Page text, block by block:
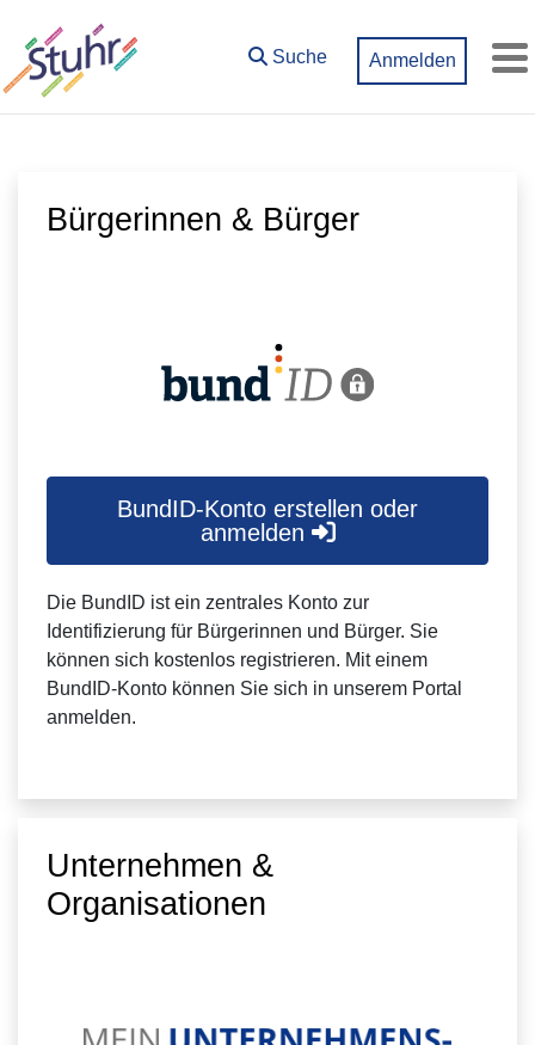
Zum Hauptinhalt springen
Suche Anmelden
Bürgerinnen & Bürger
BundID-Konto erstellen oder
anmelden
Die BundID ist ein zentrales Konto zur
Identifizierung für Bürgerinnen und Bürger. Sie
können sich kostenlos registrieren. Mit einem
BundID-Konto können Sie sich in unserem Portal
anmelden.
Unternehmen &
Organisationen